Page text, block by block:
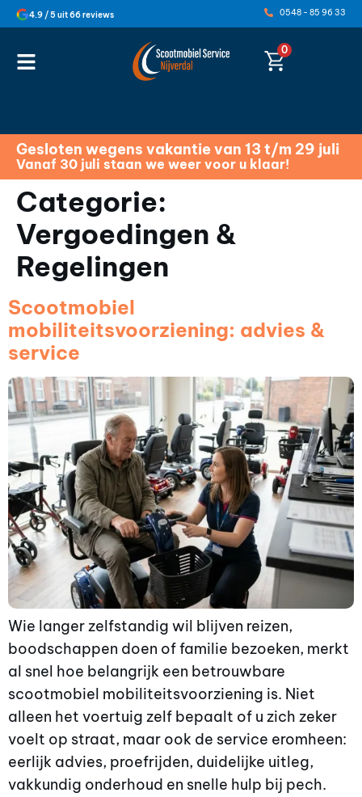
4.9 / 5 uit 66 reviews 0548 - 85 96 33
0
Gesloten wegens vakantie van 13 t/m 29 juli
Vanaf 30 juli staan we weer voor u klaar!
Categorie:
Vergoedingen &
Regelingen
Scootmobiel
mobiliteitsvoorziening: advies &
service
Wie langer zelfstandig wil blijven reizen,
boodschappen doen of familie bezoeken, merkt
al snel hoe belangrijk een betrouwbare
scootmobiel mobiliteitsvoorziening is. Niet
alleen het voertuig zelf bepaalt of u zich zeker
voelt op straat, maar ook de service eromheen:
eerlijk advies, proefrijden, duidelijke uitleg,
vakkundig onderhoud en snelle hulp bij pech.